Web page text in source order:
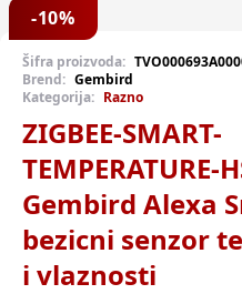
-10%
Šifra proizvoda:
Brend: Gembird
Kategorija: Razno
ZIGBEE-SMART-
TEMPERATURE-
Gembird Alexa
bezicni senzor
i vlaznosti